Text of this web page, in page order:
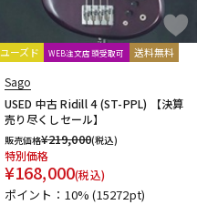
ユーズド WEB注文店頭受取可 送料無料
Sago
USED 中古 Ridill 4 (ST-PPL) 【決算
売り尽くしセール】
販売価格¥219,000(税込)
特別価格
¥168,000(税込)
ポイント：10%(15272pt)